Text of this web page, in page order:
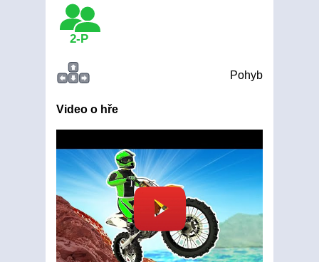
2-P
Pohyb
Video o hře